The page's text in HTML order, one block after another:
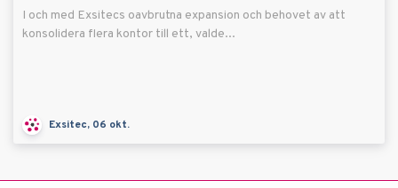
I och med Exsitecs oavbrutna expansion och behovet av att
konsolidera flera kontor till ett, valde...
Exsitec, 06 okt.